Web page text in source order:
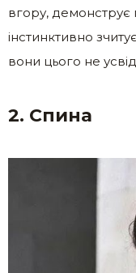
вгору, демонструє
інстинктивно
вони цього не
2. Спина